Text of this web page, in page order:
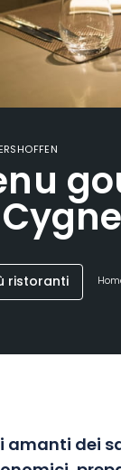
ristoranti
amanti dei